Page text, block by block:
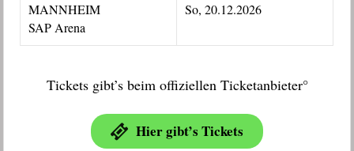
MANNHEIM
SAP Arena
So, 20.12.2026
Tickets gibt’s beim offiziellen Ticketanbieter°
Hier gibt’s Tickets